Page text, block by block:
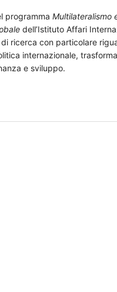
programma Multilateralismo
dell’Istituto Affari
ricerca con particolare
internazionale,
e sviluppo.